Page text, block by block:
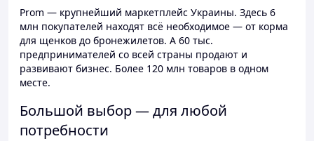
Prom — крупнейший маркетплейс Украины. Здесь 6
млн покупателей находят всё необходимое — от корма
для щенков до бронежилетов. А 60 тыс.
предпринимателей со всей страны продают и
развивают бизнес. Более 120 млн товаров в одном
месте.
Большой выбор — для любой
потребности